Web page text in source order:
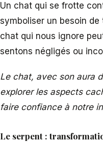
Un chat qui se frotte
symboliser un besoin de
chat qui nous ignore
sentons négligés ou
Le chat, avec son aura
explorer les aspects
faire confiance à notre
Le serpent :